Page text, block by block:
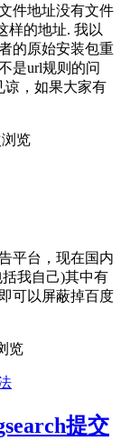
件地址没有文件
样的地址. 我以
的原始安装包重
是url规则的问
谅，如果大家有
浏览
平台，现在国内
我自己)其中有
可以屏蔽掉百度
览
提交